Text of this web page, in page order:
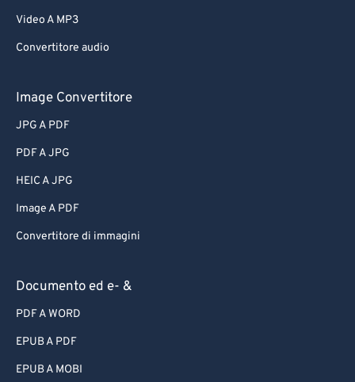
Video A MP3
Convertitore audio
Image Convertitore
JPG A PDF
PDF A JPG
HEIC A JPG
Image A PDF
Convertitore di immagini
Documento ed e- &
PDF A WORD
EPUB A PDF
EPUB A MOBI